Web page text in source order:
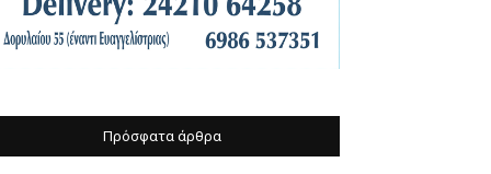
Πρόσφατα άρθρα